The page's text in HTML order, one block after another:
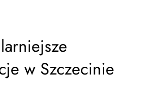
w Szczecinie